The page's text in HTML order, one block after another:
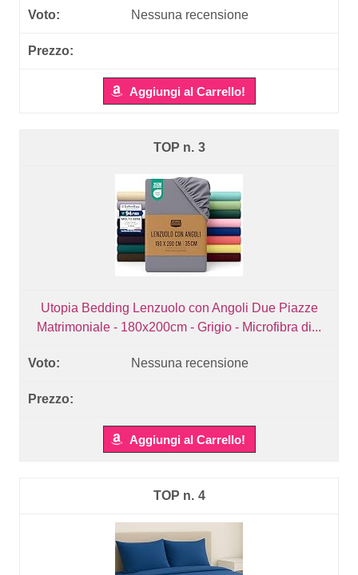
Nessuna recensione
Aggiungi al Carrello!
3
Utopia Bedding Lenzuolo con Angoli Due Piazze
Matrimoniale - 180x200cm - Grigio - Microfibra di...
Nessuna recensione
Aggiungi al Carrello!
4